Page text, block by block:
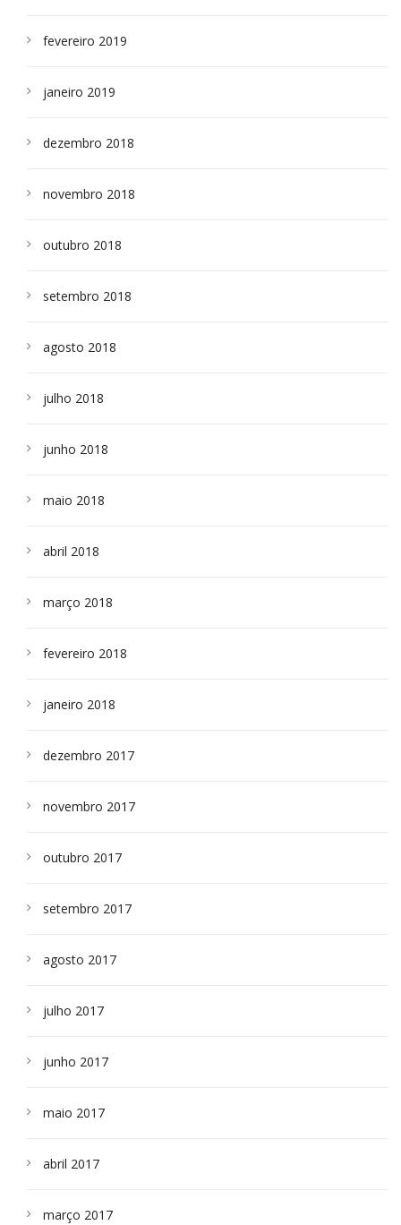
fevereiro 2019
janeiro 2019
dezembro 2018
novembro 2018
outubro 2018
setembro 2018
agosto 2018
julho 2018
junho 2018
maio 2018
abril 2018
março 2018
fevereiro 2018
janeiro 2018
dezembro 2017
novembro 2017
outubro 2017
setembro 2017
agosto 2017
julho 2017
junho 2017
maio 2017
abril 2017
março 2017